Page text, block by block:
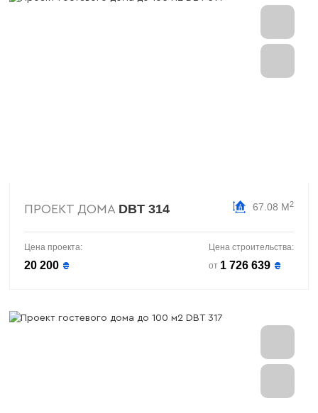
ПРОЕКТ ДОМА DBT 314 67.08 М2
Цена проекта:
20 200 ₴
Цена строительства:
от 1 726 639 ₴